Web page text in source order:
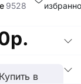
9528
Купить в